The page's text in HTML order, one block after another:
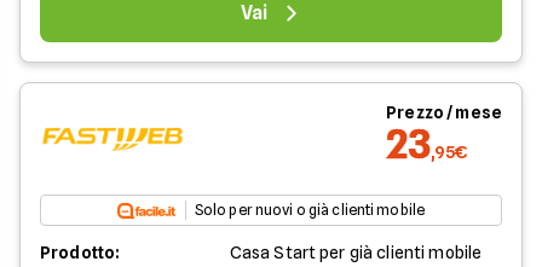
Vai
Prezzo / mese
23,95€
Solo per nuovi o già clienti mobile
Prodotto:
Casa Start per già clienti mobile